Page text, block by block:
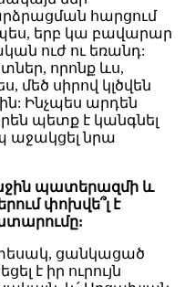
հարցում
երբ կա բավարար
ուժ ու եռանդ:
որոնք ևս,
մեծ սիրով կլծվեն
Ինչպես արդեն
պետք է կանգնել
աջակցել նրա
պատերազմի և
փոխվե՞լ է
ցանկացած
է իր ուրույն